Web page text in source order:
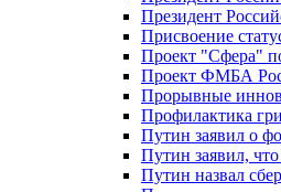
Президент
Присвоение
Проект "Сфера"
Проект ФМБА
Прорывные
Профилактика
Путин заявил о
Путин заявил,
Путин назвал